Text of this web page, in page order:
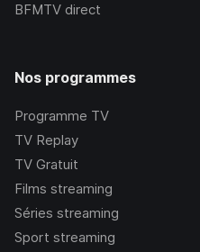
BFMTV direct
Nos programmes
Programme TV
TV Replay
TV Gratuit
Films streaming
Séries streaming
Sport streaming